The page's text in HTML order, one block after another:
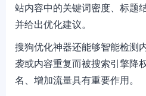
站内容中的关键词密度、标题
并给出优化建议。
搜狗优化神器还能够智能检测
袭或内容重复而被搜索引擎降
名、增加流量具有重要作用。